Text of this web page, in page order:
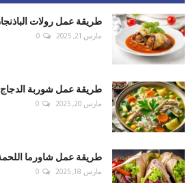
طريقة عمل رولات
مارس 21, 2025 0
طريقة عمل شوربة الدجاج
مارس 20, 2025 0
طريقة عمل شاورما
مارس 18, 2025 0